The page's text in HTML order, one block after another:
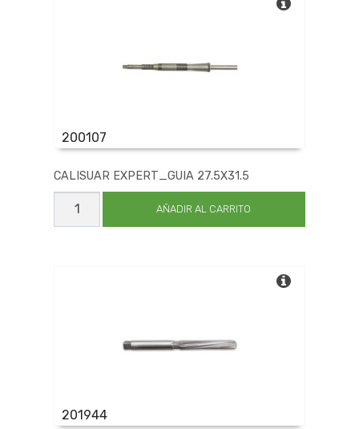
200107
CALISUAR EXPERT_GUIA 27.5X31.5
CALISUAR
EXPERT_GUIA
AÑADIR AL CARRITO
201944